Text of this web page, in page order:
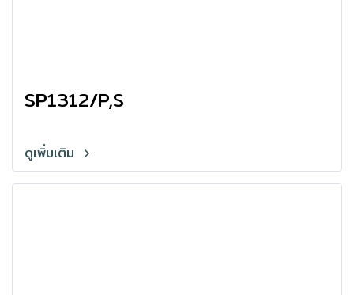
SP1312/P,S
ดูเพิ่มเติม